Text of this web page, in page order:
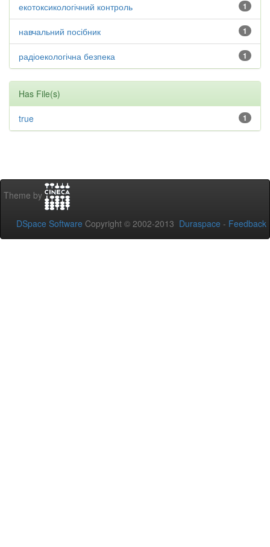
1
екотоксикологічний контроль
1
навчальний посібник
1
радіоекологічна безпека
Has File(s)
1
true
Theme by
DSpace Software Copyright © 2002-2013 Duraspace - Feedback